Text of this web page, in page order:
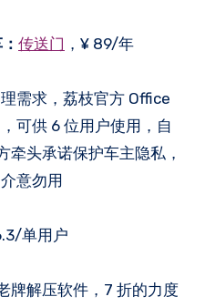
传送门 ，¥ 89/年
需求，荔枝官方 Office
可供 6 位用户使用，自
牵头承诺保护车主隐私，
意勿用
单用户
牌解压软件，7 折的力度